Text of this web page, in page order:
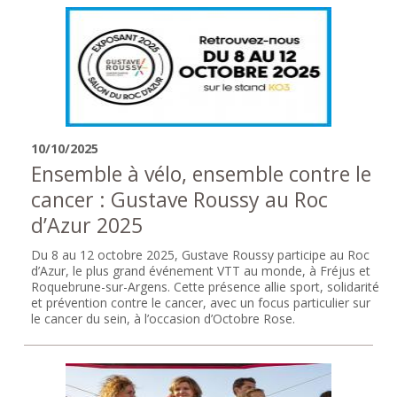
10/10/2025
Ensemble à vélo, ensemble contre le
cancer : Gustave Roussy au Roc
d’Azur 2025
Du 8 au 12 octobre 2025, Gustave Roussy participe au Roc
d’Azur, le plus grand événement VTT au monde, à Fréjus et
Roquebrune-sur-Argens. Cette présence allie sport, solidarité
et prévention contre le cancer, avec un focus particulier sur
le cancer du sein, à l’occasion d’Octobre Rose.